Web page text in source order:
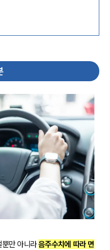
뿐만 아니라 음주수치에 따라 면